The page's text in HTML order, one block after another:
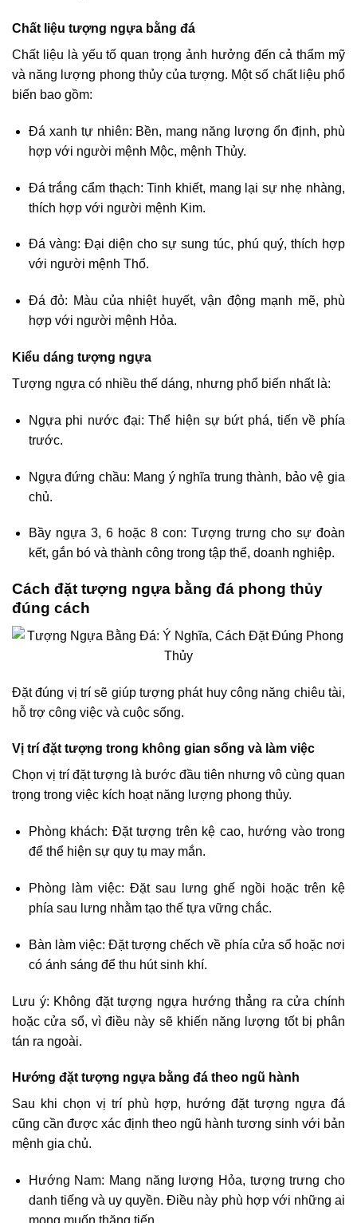
Chất liệu tượng ngựa bằng đá
Chất liệu là yếu tố quan trọng ảnh hưởng đến cả thẩm mỹ
và năng lượng phong thủy của tượng. Một số chất liệu phổ
biến bao gồm:
Đá xanh tự nhiên: Bền, mang năng lượng ổn định, phù
hợp với người mệnh Mộc, mệnh Thủy.
Đá trắng cẩm thạch: Tinh khiết, mang lại sự nhẹ nhàng,
thích hợp với người mệnh Kim.
Đá vàng: Đại diện cho sự sung túc, phú quý, thích hợp
với người mệnh Thổ.
Đá đỏ: Màu của nhiệt huyết, vận động mạnh mẽ, phù
hợp với người mệnh Hỏa.
Kiểu dáng tượng ngựa
Tượng ngựa có nhiều thế dáng, nhưng phổ biến nhất là:
Ngựa phi nước đại: Thể hiện sự bứt phá, tiến về phía
trước.
Ngựa đứng chầu: Mang ý nghĩa trung thành, bảo vệ gia
chủ.
Bầy ngựa 3, 6 hoặc 8 con: Tượng trưng cho sự đoàn
kết, gắn bó và thành công trong tập thể, doanh nghiệp.
Cách đặt tượng ngựa bằng đá phong thủy
đúng cách
Đặt đúng vị trí sẽ giúp tượng phát huy công năng chiêu tài,
hỗ trợ công việc và cuộc sống.
Vị trí đặt tượng trong không gian sống và làm việc
Chọn vị trí đặt tượng là bước đầu tiên nhưng vô cùng quan
trọng trong việc kích hoạt năng lượng phong thủy.
Phòng khách: Đặt tượng trên kệ cao, hướng vào trong
để thể hiện sự quy tụ may mắn.
Phòng làm việc: Đặt sau lưng ghế ngồi hoặc trên kệ
phía sau lưng nhằm tạo thế tựa vững chắc.
Bàn làm việc: Đặt tượng chếch về phía cửa sổ hoặc nơi
có ánh sáng để thu hút sinh khí.
Lưu ý: Không đặt tượng ngựa hướng thẳng ra cửa chính
hoặc cửa sổ, vì điều này sẽ khiến năng lượng tốt bị phân
tán ra ngoài.
Hướng đặt tượng ngựa bằng đá theo ngũ hành
Sau khi chọn vị trí phù hợp, hướng đặt tượng ngựa đá
cũng cần được xác định theo ngũ hành tương sinh với bản
mệnh gia chủ.
Hướng Nam: Mang năng lượng Hỏa, tượng trưng cho
danh tiếng và uy quyền. Điều này phù hợp với những ai